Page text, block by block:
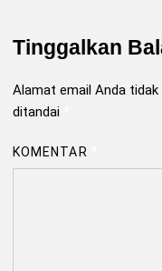
Tinggalkan
Alamat email Anda tidak
ditandai
KOMENTAR